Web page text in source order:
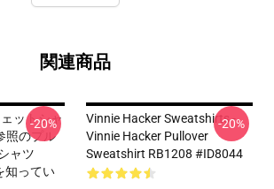
関連商品
ットシャ
照のプル
ャツ
知ってい
-20%
Vinnie Hacker Sweatshirts -
Vinnie Hacker Pullover
Sweatshirt RB1208 #ID8044
-20%